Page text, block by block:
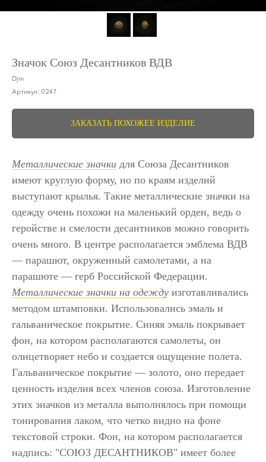
Значок Союз Десантников ВДВ
Djin
Артикул: 0247
ЗАКАЗАТЬ ПОХОЖЕЕ ИЗДЕЛИЕ
Металлические значки для Союза Десантников
имеют круглую форму, но по краям изделий
выступают крылья. Такие металлические значки на
одежду очень похожи на маленький орден, ведь о
геройстве и смелости десантников можно говорить
очень много. В центре располагается эмблема ВДВ
― парашют, окруженный самолетами, а на
парашюте ― герб Российской Федерации.
Металлические значки на одежду изготавливались
методом штамповки. Использовались эмаль и
гальваническое покрытие. Синяя эмаль покрывает
фон, на котором располагаются самолеты, он
олицетворяет небо и создается ощущение полета.
Гальваническое покрытие ― золото, оно передает
ценность изделия всех членов союза. Изготовление
этих значков из металла выполнялось при помощи
тонирования лаком, что четко видно на фоне
текстовой строки. Фон, на котором располагается
надпись: "СОЮЗ ДЕСАНТНИКОВ" имеет более